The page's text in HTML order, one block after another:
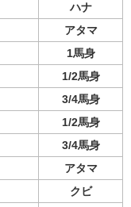
ハナ
アタマ
1馬身
1/2馬身
3/4馬身
1/2馬身
3/4馬身
アタマ
クビ